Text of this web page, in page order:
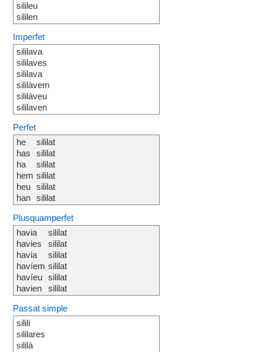
silileu
sililen
Imperfet
sililava
sililaves
sililava
sililàvem
sililàveu
sililaven
Perfet
he
has
ha
hem
heu
han
sililat
sililat
sililat
sililat
sililat
sililat
Plusquamperfet
havia
havies
havia
havíem
havíeu
havien
sililat
sililat
sililat
sililat
sililat
sililat
Passat simple
sililí
sililares
sililà